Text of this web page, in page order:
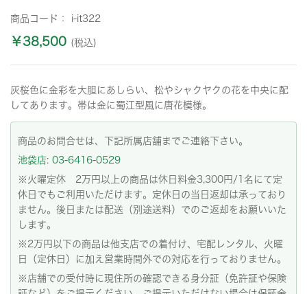
商品コード： i-it322
￥38,500 (税込)
灰桜色に金彩を大胆にあしらい、松やシャクヤクの花を中央に配
してあります。帯は金に蜀江型風に唐花模様。
商品のお問合せは、下記所属店舗までご連絡下さい。
池袋店: 03-6416-0529
※火曜定休 2万円以上の商品は休日料金3,300円/1名にて定
休日でもご利用いただけます。定休日の当日返却は承っており
ません。後日または配送（別途送料）でのご返却をお願いいた
します。
※2万円以下の商品は他支店での着付け、宅配レンタル、火曜
日（定休日）に加え営業時間外での対応を行っておりません。
※店舗での受付時に現住所の確認できる身分証（免許証や保険